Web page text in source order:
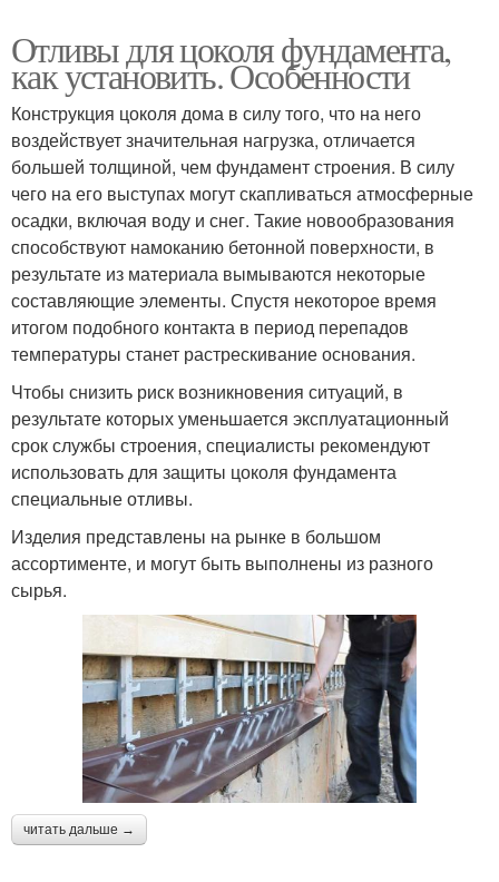
Отливы для цоколя фундамента,
как установить. Особенности
Конструкция цоколя дома в силу того, что на него
воздействует значительная нагрузка, отличается
большей толщиной, чем фундамент строения. В силу
чего на его выступах могут скапливаться атмосферные
осадки, включая воду и снег. Такие новообразования
способствуют намоканию бетонной поверхности, в
результате из материала вымываются некоторые
составляющие элементы. Спустя некоторое время
итогом подобного контакта в период перепадов
температуры станет растрескивание основания.
Чтобы снизить риск возникновения ситуаций, в
результате которых уменьшается эксплуатационный
срок службы строения, специалисты рекомендуют
использовать для защиты цоколя фундамента
специальные отливы.
Изделия представлены на рынке в большом
ассортименте, и могут быть выполнены из разного
сырья.
читать дальше →